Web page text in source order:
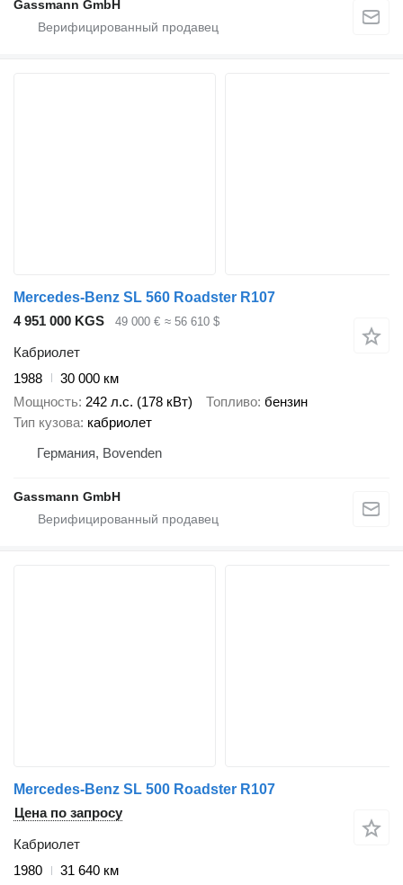
Gassmann GmbH
Mercedes-Benz SL 560 Roadster R107
4 951 000 KGS
49 000 € ≈ 56 610 $
Кабриолет
1988
30 000 км
Мощность 242 л.с. (178 кВт) Топливо бензин
Тип кузова кабриолет
Германия, Bovenden
Gassmann GmbH
Mercedes-Benz SL 500 Roadster R107
Цена по запросу
Кабриолет
1980
31 640 км